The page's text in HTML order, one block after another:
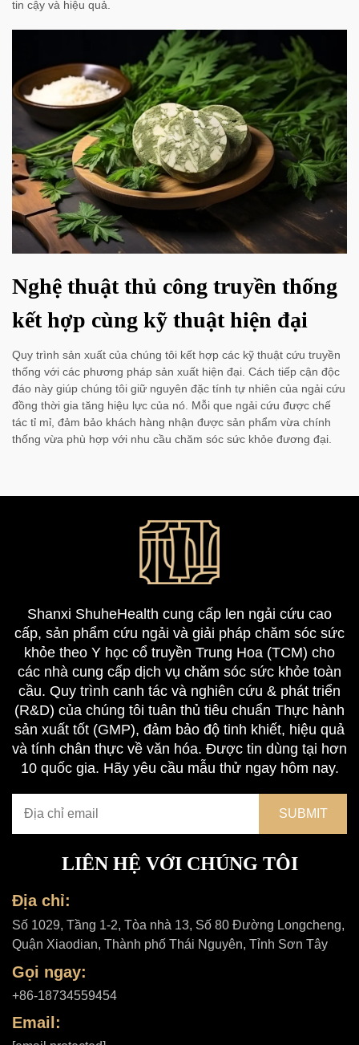
tin cậy và hiệu quả.
Nghệ thuật thủ công truyền thống
kết hợp cùng kỹ thuật hiện đại
Quy trình sản xuất của chúng tôi kết hợp các kỹ thuật cứu truyền
thống với các phương pháp sản xuất hiện đại. Cách tiếp cận độc
đáo này giúp chúng tôi giữ nguyên đặc tính tự nhiên của ngải cứu
đồng thời gia tăng hiệu lực của nó. Mỗi que ngải cứu được chế
tác tỉ mỉ, đảm bảo khách hàng nhận được sản phẩm vừa chính
thống vừa phù hợp với nhu cầu chăm sóc sức khỏe đương đại.
Shanxi ShuheHealth cung cấp len ngải cứu cao
cấp, sản phẩm cứu ngải và giải pháp chăm sóc sức
khỏe theo Y học cổ truyền Trung Hoa (TCM) cho
các nhà cung cấp dịch vụ chăm sóc sức khỏe toàn
cầu. Quy trình canh tác và nghiên cứu & phát triển
(R&D) của chúng tôi tuân thủ tiêu chuẩn Thực hành
sản xuất tốt (GMP), đảm bảo độ tinh khiết, hiệu quả
và tính chân thực về văn hóa. Được tin dùng tại hơn
10 quốc gia. Hãy yêu cầu mẫu thử ngay hôm nay.
LIÊN HỆ VỚI CHÚNG TÔI
Địa chỉ:
Số 1029, Tầng 1-2, Tòa nhà 13, Số 80 Đường Longcheng,
Quận Xiaodian, Thành phố Thái Nguyên, Tỉnh Sơn Tây
Gọi ngay:
+86-18734559454
Email: